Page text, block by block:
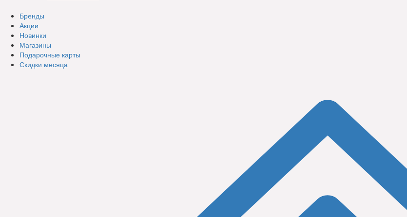
Бренды
Акции
Новинки
Магазины
Подарочные карты
Скидки месяца